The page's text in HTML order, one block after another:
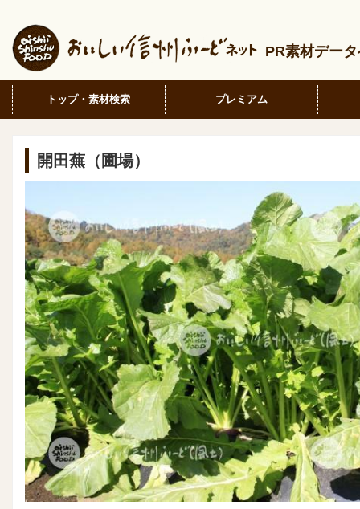
PR素材デー
トップ・素材検索 プレミアム
開田蕪（圃場）